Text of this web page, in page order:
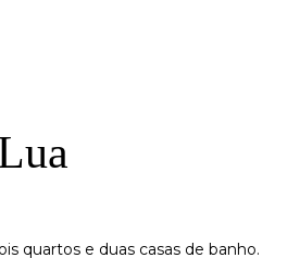
ua
quartos e duas casas de banho.